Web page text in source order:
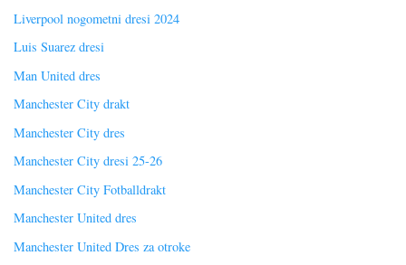
Liverpool nogometni dresi 2024
Luis Suarez dresi
Man United dres
Manchester City drakt
Manchester City dres
Manchester City dresi 25-26
Manchester City Fotballdrakt
Manchester United dres
Manchester United Dres za otroke